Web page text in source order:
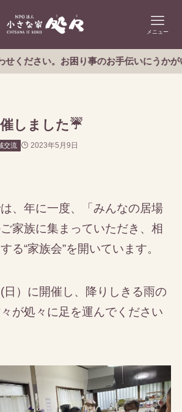
メニュー
。お困り事のお手伝いにうかがいます！
しました☔
交流 2023年5月9日
、年に一度、「みんなの居場
家族に集まっていただき、相
る“家族会”を開いています。
日）に開催し、降りしきる雨の
が処々に足を運んでください